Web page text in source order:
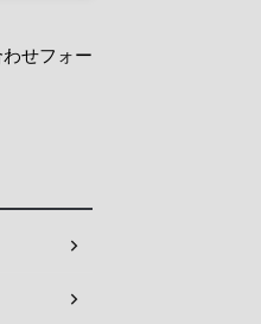
せフォー